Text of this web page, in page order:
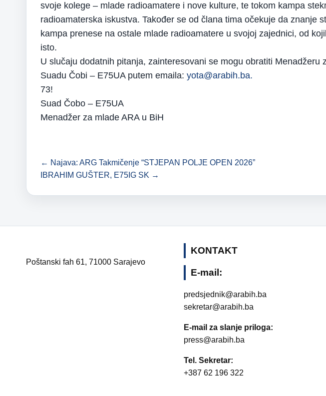
svoje kolege – mlade radioamatere i nove kulture, te tokom kampa
radioamaterska iskustva. Također se od člana tima očekuje da znanje
kampa prenese na ostale mlade radioamatere u svojoj zajednici, od
isto.
U slučaju dodatnih pitanja, zainteresovani se mogu obratiti Menadžeru
Suadu Čobi – E75UA putem emaila: yota@arabih.ba.
73!
Suad Čobo – E75UA
Menadžer za mlade ARA u BiH
← Najava: ARG Takmičenje “STJEPAN POLJE OPEN 2026”
IBRAHIM GUŠTER, E75IG SK →
Poštanski fah 61, 71000 Sarajevo
KONTAKT
E-mail:
predsjednik@arabih.ba
sekretar@arabih.ba
E-mail za slanje priloga:
press@arabih.ba
Tel. Sekretar:
+387 62 196 322